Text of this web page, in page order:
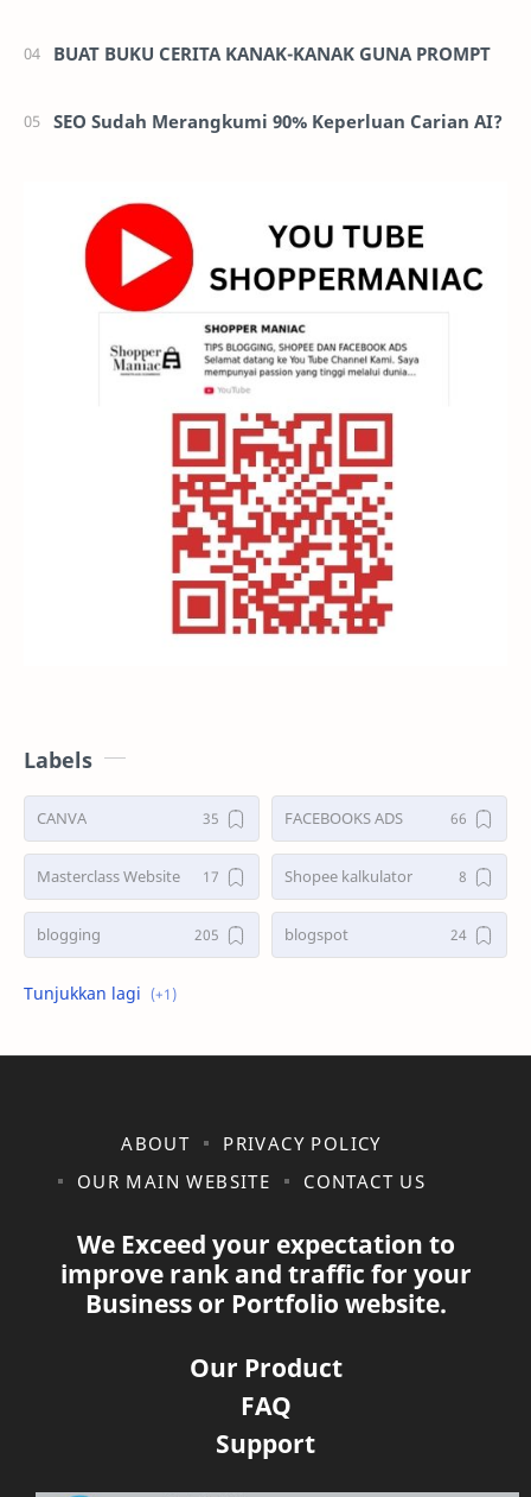
BUAT BUKU CERITA KANAK-KANAK GUNA PROMPT
SEO Sudah Merangkumi 90% Keperluan Carian AI?
Labels
CANVA FACEBOOKS ADS
Masterclass Website Shopee kalkulator
blogging blogspot
shopee
ABOUT
PRIVACY POLICY
OUR MAIN WEBSITE
CONTACT US
We Exceed your expectation to
improve rank and traffic for your
Business or Portfolio website.
Our Product
FAQ
Support